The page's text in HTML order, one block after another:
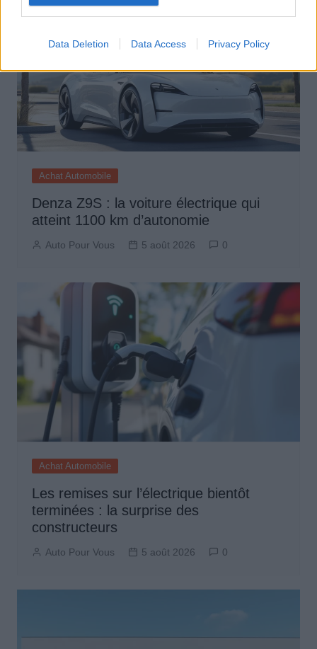
Data Deletion Data Access Privacy Policy
Achat Automobile
Denza Z9S : la voiture électrique qui
atteint 1100 km d’autonomie
Auto Pour Vous 5 août 2026 0
Achat Automobile
Les remises sur l’électrique bientôt
terminées : la surprise des
constructeurs
Auto Pour Vous 5 août 2026 0